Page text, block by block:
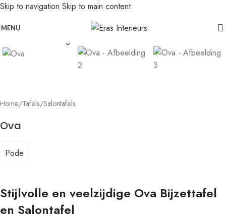
Skip to navigation Skip to main content
MENU
Home/Tafels/Salontafels
Ova
Pode
Stijlvolle en veelzijdige Ova Bijzettafel
en Salontafel